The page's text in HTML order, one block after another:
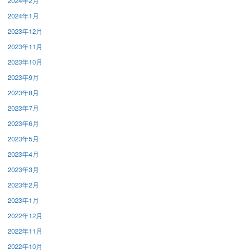
2024年1月
2023年12月
2023年11月
2023年10月
2023年9月
2023年8月
2023年7月
2023年6月
2023年5月
2023年4月
2023年3月
2023年2月
2023年1月
2022年12月
2022年11月
2022年10月